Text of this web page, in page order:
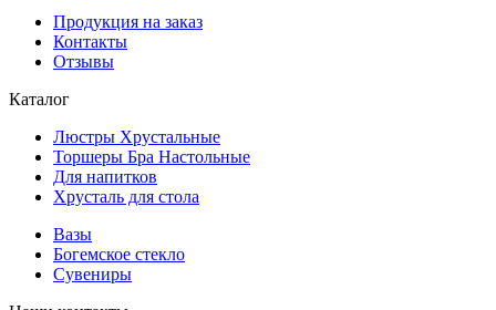
Продукция на заказ
Контакты
Отзывы
Каталог
Люстры Хрустальные
Торшеры Бра Настольные
Для напитков
Хрусталь для стола
Вазы
Богемское стекло
Сувениры